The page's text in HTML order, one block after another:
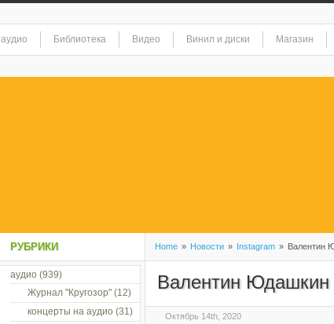
аудио Библиотека Видео Винил и диски Магазин
Home » Новости » Instagram » Валентин
Валентин Юдашкин
Октябрь 14th, 2020
РУБРИКИ
аудио (939)
Журнал "Кругозор"(12)
концерты на аудио (31)